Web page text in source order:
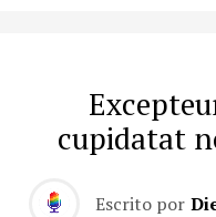
cupidatat
Escrito por